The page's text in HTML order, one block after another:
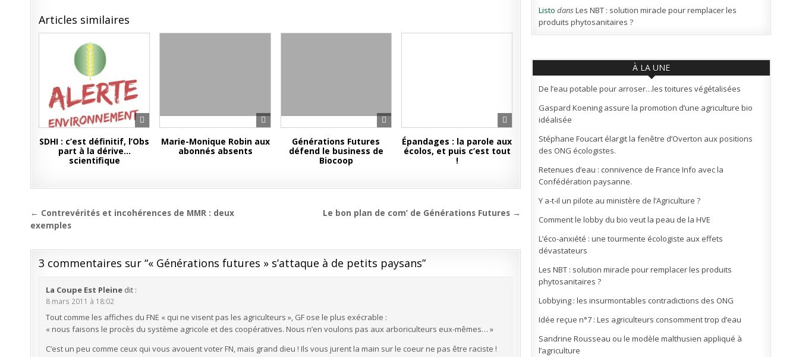
Articles similaires
SDHI : c’est définitif, l’Obs
part à la dérive…
scientifique
Marie-Monique Robin aux
abonnés absents
Générations Futures
défend le business de
Biocoop
Épandages : la parole aux
écolos, et puis c’est tout
!
Navigation
de
l’article
Le bon plan de com’ de Générations Futures →
← Contrevérités et incohérences de MMR : deux
exemples
3 commentaires sur “« Générations futures » s’attaque à de petits paysans”
La Coupe Est Pleine dit :
8 mars 2011 à 18:02
Tout comme les affiches du FNE « qui ne visent pas les agriculteurs », GF ose le plus exécrable :
« nous faisons le procès du système agricole et des coopératives. Nous n’en voulons pas aux arboriculteurs eux-mêmes… »
C’est un peu comme ceux qui vous avouent voter FN, mais grand dieu ! Ils vous jurent la main sur le coeur ne pas être raciste !
Listo dansLes NBT : solution miracle pour remplacer les
produits phytosanitaires ?
À LA UNE
De l’eau potable pour arroser…les toitures végétalisées
Gaspard Koening assure la promotion d’une agriculture bio
idéalisée
Stéphane Foucart élargit la fenêtre d’Overton aux positions
des ONG écologistes.
Retenues d’eau : connivence de France Info avec la
Confédération paysanne.
Y a-t-il un pilote au ministère de l’Agriculture ?
Comment le lobby du bio veut la peau de la HVE
L’éco-anxiété : une tourmente écologiste aux effets
dévastateurs
Les NBT : solution miracle pour remplacer les produits
phytosanitaires ?
Lobbying : les insurmontables contradictions des ONG
Idée reçue n°7 : Les agriculteurs consomment trop d’eau
Sandrine Rousseau ou le modèle malthusien appliqué à
l’agriculture